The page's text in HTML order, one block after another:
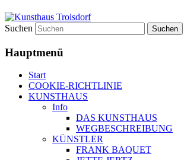
Suchen
Hauptmenü
Start
COOKIE-RICHTLINIE
KUNSTHAUS
Info
DAS KUNSTHAUS
WEGBESCHREIBUNG
KÜNSTLER
FRANK BAQUET